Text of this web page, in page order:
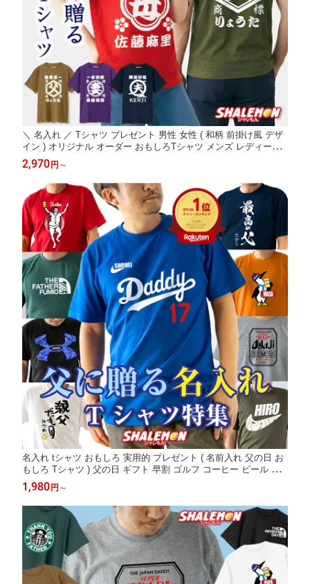
＼ 名入れ ／ Tシャツ プレゼント 男性 女性 ( 和柄 前掛け風 デザ
イン ) オリジナル オーダー おもしろTシャツ メンズ レディース
父 母 母の日 敬老の日 半袖 お揃い 名前入れ カスタム プリント
和風 記念 お祝い 還暦 古希 喜寿 米寿卒寿 ギフト 贈り物 _CC1
2,970 円 ～
名入れ tシャツ おもしろ 実用的 プレゼント ( 名前入れ 父の日 お
もしろ Tシャツ ) 父の日 ギフト 早割 ゴルフ コーヒー ビール メ
ロン 最高の父 酒 焼酎 お父さん パパ 男性 メンズ 野球 スポーツ
ジム バイク 釣り うなぎ 肉 還暦 古希 喜寿 _CC12
1,980 円 ～